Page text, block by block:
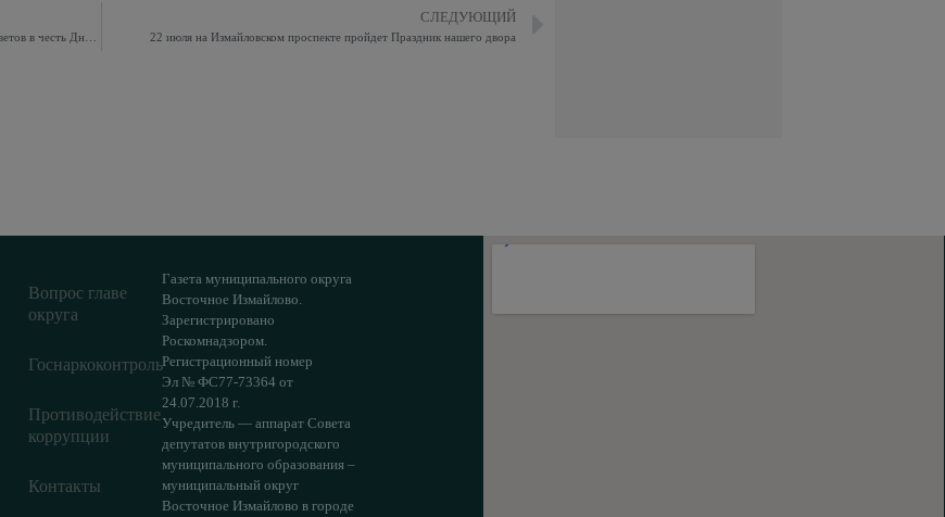
СЛЕДУЮЩИЙ
22 июля на Измайловском проспекте пройдет Праздник нашего двора
Вопрос главе
округа
Госнаркоконтроль
Противодействие
коррупции
Контакты
Газета муниципального округа
Восточное Измайлово.
Зарегистрировано
Роскомнадзором.
Регистрационный номер
Эл № ФС77-73364 от
24.07.2018 г.
Учредитель — аппарат Совета
депутатов внутригородского
муниципального образования –
муниципальный округ
Восточное Измайлово в городе